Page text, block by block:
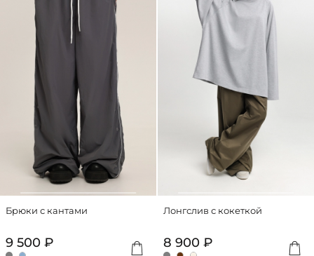
Брюки с кантами
9 500 ₽
Лонгслив с кокеткой
8 900 ₽